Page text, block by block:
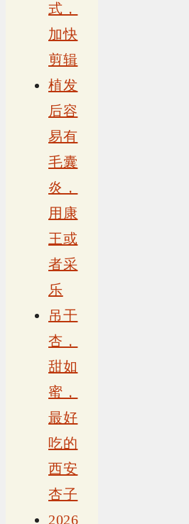
式，
加快
剪辑
植发
后容
易有
毛囊
炎，
用康
王或
者采
乐
吊干
杏，
甜如
蜜，
最好
吃的
西安
杏子
2026